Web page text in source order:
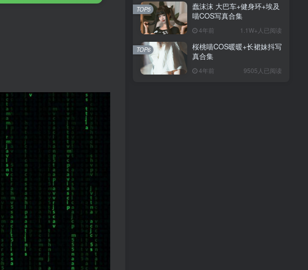
蠢沫沫 大巴车+健身环+埃及
喵COS写真合集
4年前 1.1W+人已阅读
TOP5
桜桃喵COS暖暖+长裙妹抖写
真合集
4年前 9505人已阅读
TOP6